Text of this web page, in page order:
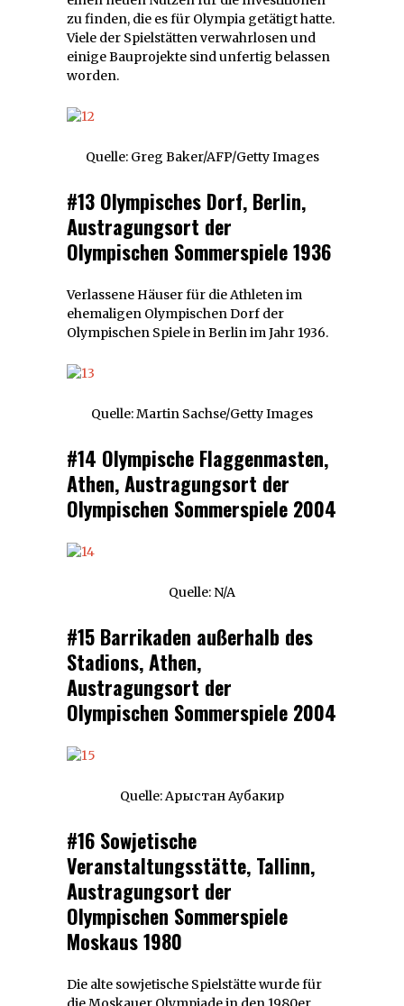
zu finden, die es für Olympia getätigt hatte.
Viele der Spielstätten verwahrlosen und
einige Bauprojekte sind unfertig belassen
worden.
Quelle: Greg Baker/AFP/Getty Images
#13 Olympisches Dorf, Berlin,
Austragungsort der
Olympischen Sommerspiele 1936
Verlassene Häuser für die Athleten im
ehemaligen Olympischen Dorf der
Olympischen Spiele in Berlin im Jahr 1936.
Quelle: Martin Sachse/Getty Images
#14 Olympische Flaggenmasten,
Athen, Austragungsort der
Olympischen Sommerspiele 2004
Quelle: N/A
#15 Barrikaden außerhalb des
Stadions, Athen,
Austragungsort der
Olympischen Sommerspiele 2004
Quelle: Арыстан Аубакир
#16 Sowjetische
Veranstaltungsstätte, Tallinn,
Austragungsort der
Olympischen Sommerspiele
Moskaus 1980
Die alte sowjetische Spielstätte wurde für